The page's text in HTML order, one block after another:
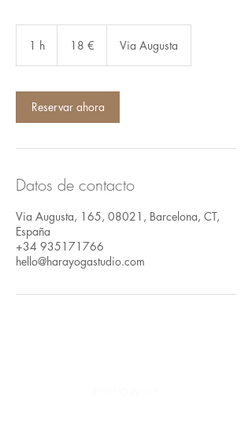
1 h 18 € Via Augusta
Reservar ahora
Datos de contacto
Via Augusta, 165, 08021, Barcelona, CT,
España
+34 935171766
hello@harayogastudio.com